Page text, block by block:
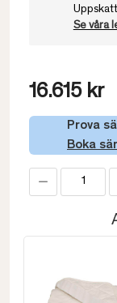
Se våra
16.615 kr
Prova
Boka